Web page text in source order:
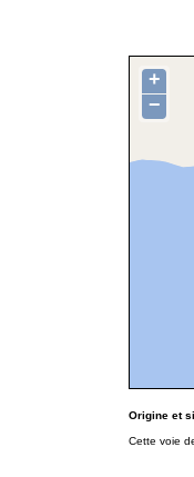
+
−
Origine et
Cette voie